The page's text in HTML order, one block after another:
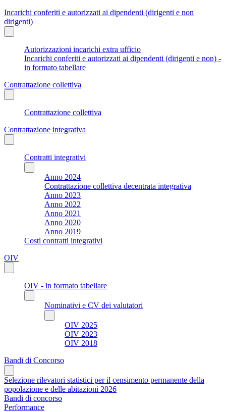
Incarichi conferiti e autorizzati ai dipendenti (dirigenti e non
dirigenti)
Autorizzazioni incarichi extra ufficio
Incarichi conferiti e autorizzati ai dipendenti (dirigenti e non) -
in formato tabellare
Contrattazione collettiva
Contrattazione collettiva
Contrattazione integrativa
Contratti integrativi
Anno 2024
Contrattazione collettiva decentrata integrativa
Anno 2023
Anno 2022
Anno 2021
Anno 2020
Anno 2019
Costi contratti integrativi
OIV
OIV - in formato tabellare
Nominativi e CV dei valutatori
OIV 2025
OIV 2023
OIV 2018
Bandi di Concorso
Selezione rilevatori statistici per il censimento permanente della
popolazione e delle abitazioni 2026
Bandi di concorso
Performance